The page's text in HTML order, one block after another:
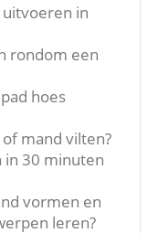
in
rondom een
hoes
mand vilten?
in 30 minuten
vormen en
leren?